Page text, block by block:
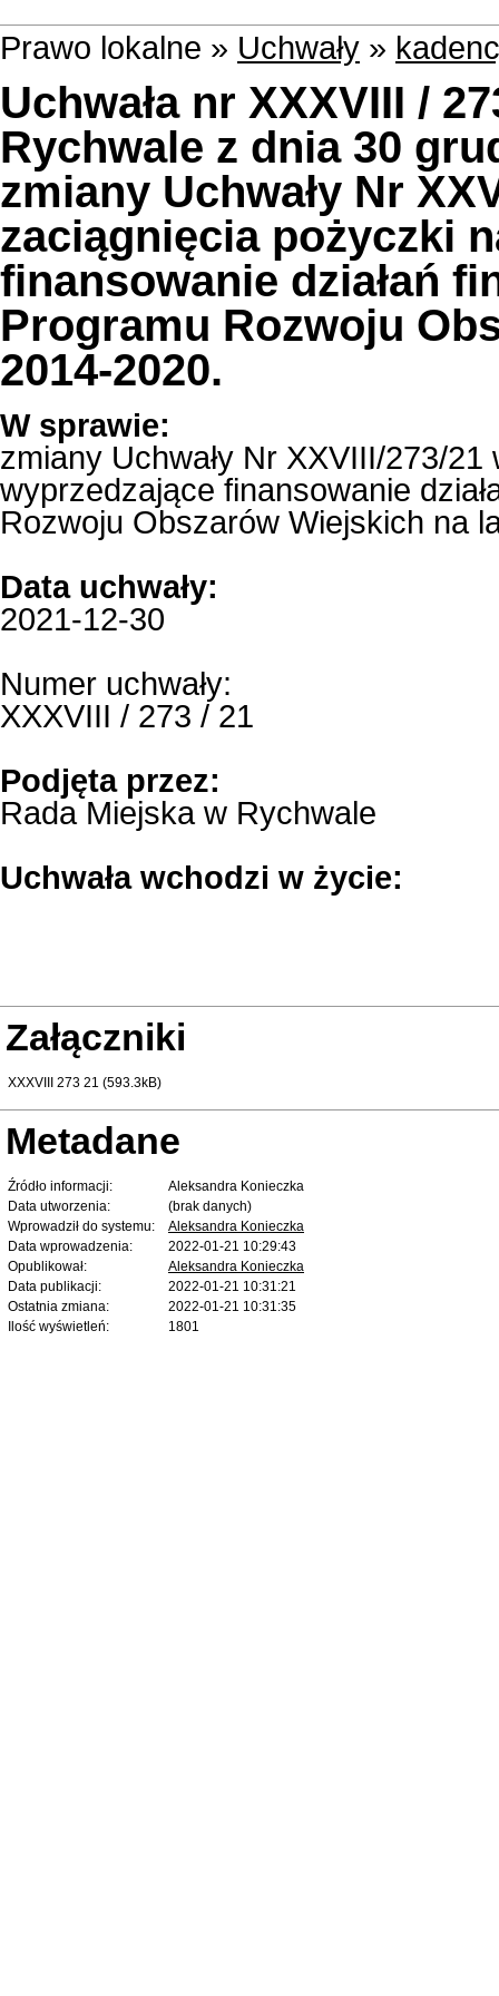
Prawo lokalne » Uchwały »
Uchwała nr XXXVIII /
Rychwale z dnia 30
zmiany Uchwały Nr
zaciągnięcia pożyczki
finansowanie działań
Programu Rozwoju
2014-2020.
W sprawie:
zmiany Uchwały Nr XXVIII/273/
wyprzedzające finansowanie
Rozwoju Obszarów Wiejskich na
Data uchwały:
2021-12-30
Numer uchwały:
XXXVIII / 273 / 21
Podjęta przez:
Rada Miejska w Rychwale
Uchwała wchodzi w życie:
Załączniki
XXXVIII 273 21 (593.3kB)
Metadane
Źródło informacji:
Aleksandra Konieczka
Data utworzenia:
(brak danych)
Wprowadził do systemu:
Aleksandra Konieczka
Data wprowadzenia:
2022-01-21 10:29:43
Opublikował:
Aleksandra Konieczka
Data publikacji:
2022-01-21 10:31:21
Ostatnia zmiana:
2022-01-21 10:31:35
Ilość wyświetleń:
1801